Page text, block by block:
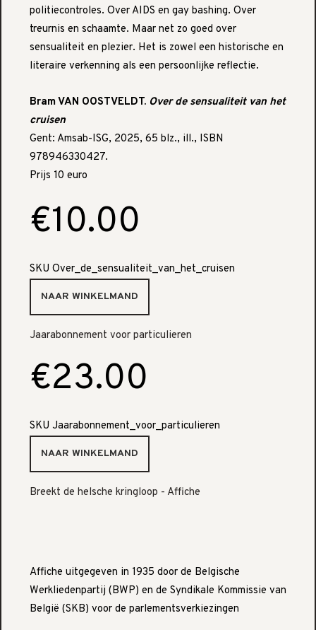
politiecontroles. Over AIDS en gay bashing. Over
treurnis en schaamte. Maar net zo goed over
sensualiteit en plezier. Het is zowel een historische en
literaire verkenning als een persoonlijke reflectie.
Bram VAN OOSTVELDT. Over de sensualiteit van het
cruisen
Gent: Amsab-ISG, 2025, 65 blz., ill., ISBN
978946330427.
Prijs 10 euro
€10.00
SKU Over_de_sensualiteit_van_het_cruisen
Jaarabonnement voor particulieren
€23.00
SKU Jaarabonnement_voor_particulieren
Breekt de helsche kringloop - Affiche
Affiche uitgegeven in 1935 door de Belgische
Werkliedenpartij (BWP) en de Syndikale Kommissie van
België (SKB) voor de parlementsverkiezingen